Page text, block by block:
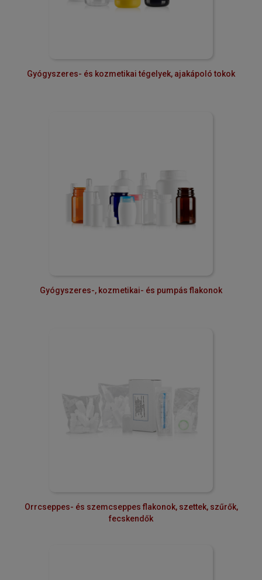
Gyógyszeres- és kozmetikai tégelyek, ajakápoló tokok
Gyógyszeres-, kozmetikai- és pumpás flakonok
Orrcseppes- és szemcseppes flakonok, szettek, szűrők,
fecskendők